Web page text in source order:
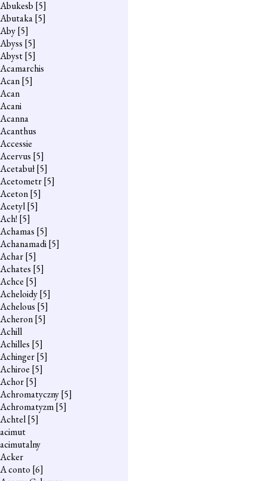
Abukesb [5]
Abutaka[5]
Aby[5]
Abyss [5]
Abyst[5]
Acamarchis
Acan[5]
Acan
Acani
Acanna
Acanthus
Accessie
Acervus [5]
Acetabuł[5]
Acetometr[5]
Aceton[5]
Acetyl[5]
Ach! [5]
Achamas [5]
Achanamadi[5]
Achar[5]
Achates [5]
Achce [5]
Acheloidy[5]
Achelous [5]
Acheron[5]
Achill
Achilles [5]
Achinger[5]
Achiroe [5]
Achor[5]
Achromatyczny[5]
Achromatyzm[5]
Achtel[5]
acimut
acimutalny
Acker
A conto [6]